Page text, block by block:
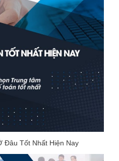
Đâu Tốt Nhất Hiện Nay